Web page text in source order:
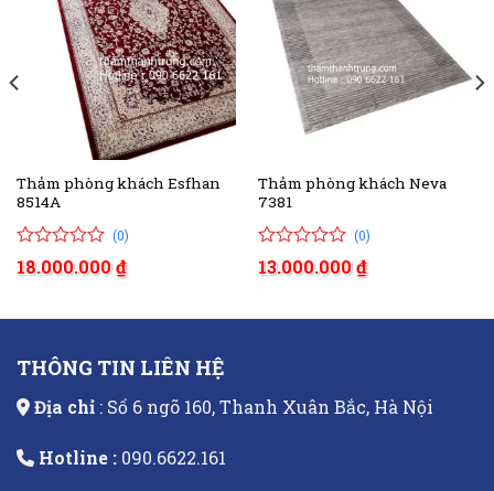
Thảm phòng khách Esfhan
8514A
0
trên
0
(0)
18.000.000₫
Thảm phòng khách Neva
7381
0
trên
0
(0)
13.000.000₫
THÔNG TIN LIÊN HỆ
Địa chỉ : Số 6 ngõ 160, Thanh Xuân Bắc, Hà Nội
Hotline : 090.6622.161